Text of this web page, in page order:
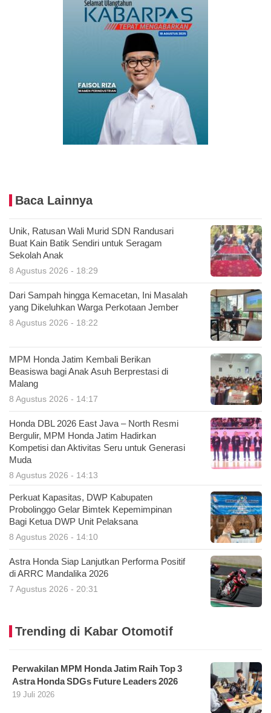
Baca Lainnya
Unik, Ratusan Wali Murid SDN Randusari
Buat Kain Batik Sendiri untuk Seragam
Sekolah Anak
8 Agustus 2026 - 18:29
Dari Sampah hingga Kemacetan, Ini Masalah
yang Dikeluhkan Warga Perkotaan Jember
8 Agustus 2026 - 18:22
MPM Honda Jatim Kembali Berikan
Beasiswa bagi Anak Asuh Berprestasi di
Malang
8 Agustus 2026 - 14:17
Honda DBL 2026 East Java – North Resmi
Bergulir, MPM Honda Jatim Hadirkan
Kompetisi dan Aktivitas Seru untuk Generasi
Muda
8 Agustus 2026 - 14:13
Perkuat Kapasitas, DWP Kabupaten
Probolinggo Gelar Bimtek Kepemimpinan
Bagi Ketua DWP Unit Pelaksana
8 Agustus 2026 - 14:10
Astra Honda Siap Lanjutkan Performa Positif
di ARRC Mandalika 2026
7 Agustus 2026 - 20:31
Trending di Kabar Otomotif
Perwakilan MPM Honda Jatim Raih Top 3
Astra Honda SDGs Future Leaders 2026
19 Juli 2026